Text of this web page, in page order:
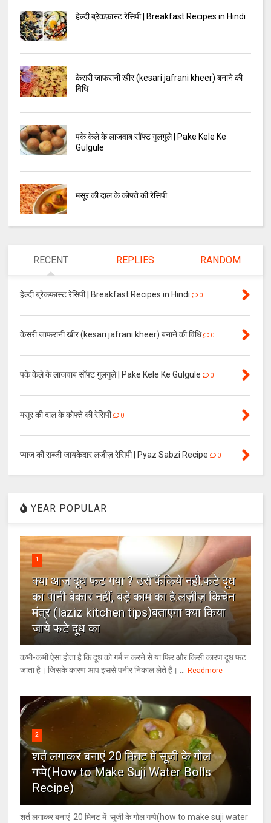
हेल्दी ब्रेकफ़ास्ट रेसिपी | Breakfast Recipes in Hindi
केसरी जाफरानी खीर (kesari jafrani kheer) बनाने की
विधि
पके केले के लाजवाब सॉफ्ट गुलगुले | Pake Kele Ke
Gulgule
मसूर की दाल के कोफ्ते की रेसिपी
RECENT REPLIES RANDOM
हेल्दी ब्रेकफ़ास्ट रेसिपी | Breakfast Recipes in Hindi 0
केसरी जाफरानी खीर (kesari jafrani kheer) बनाने की विधि 0
पके केले के लाजवाब सॉफ्ट गुलगुले | Pake Kele Ke Gulgule 0
मसूर की दाल के कोफ्ते की रेसिपी 0
प्याज की सब्जी जायकेदार लज़ीज़ रेसिपी | Pyaz Sabzi Recipe 0
YEAR POPULAR
1
क्या आज दूध फट गया ? उसे फेंकिये नही.फटे दूध
का पानी बेकार नहीं, बड़े काम का है.लज़ीज़ किचेन
मंत्र (laziz kitchen tips)बताएगा क्या किया
जाये फटे दूध का
कभी-कभी ऐसा होता है कि दूध को गर्म न करने से या फिर और किसी कारण दूध फट
जाता है। जिसके कारण आप इससे पनीर निकाल लेते है। ...
Readmore
2
शर्त लगाकर बनाएं 20 मिनट में सूजी के गोल
गप्पे(How to Make Suji Water Bolls
Recipe)
शर्त लगाकर बनाएं 20 मिनट में सूजी के गोल गप्पे(how to make suji water